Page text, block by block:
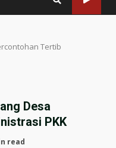
Tertib
Desa
PKK
read